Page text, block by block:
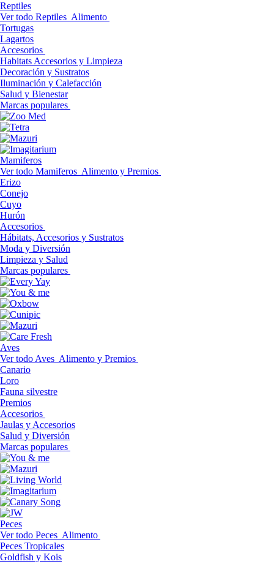
Reptiles
Ver todo Reptiles Alimento
Tortugas
Lagartos
Accesorios
Habitats Accesorios y Limpieza
Decoración y Sustratos
Iluminación y Calefacción
Salud y Bienestar
Marcas populares
Mamiferos
Ver todo Mamiferos Alimento y Premios
Erizo
Conejo
Cuyo
Hurón
Accesorios
Hábitats, Accesorios y Sustratos
Moda y Diversión
Limpieza y Salud
Marcas populares
Aves
Ver todo Aves Alimento y Premios
Canario
Loro
Fauna silvestre
Premios
Accesorios
Jaulas y Accesorios
Salud y Diversión
Marcas populares
Peces
Ver todo Peces Alimento
Peces Tropicales
Goldfish y Kois